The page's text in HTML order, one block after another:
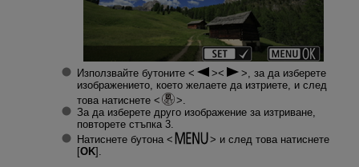
Използвайте бутоните
, за да изберете
изображението, което желаете да изтриете, и след
това натиснете
.
За да изберете друго изображение за изтриване,
повторете стъпка 3.
Натиснете бутона
и след това натиснете
[OK].